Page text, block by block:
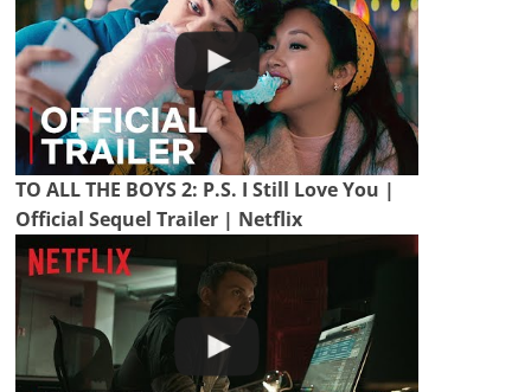
TO ALL THE BOYS 2: P.S. I Still Love You |
Official Sequel Trailer | Netflix